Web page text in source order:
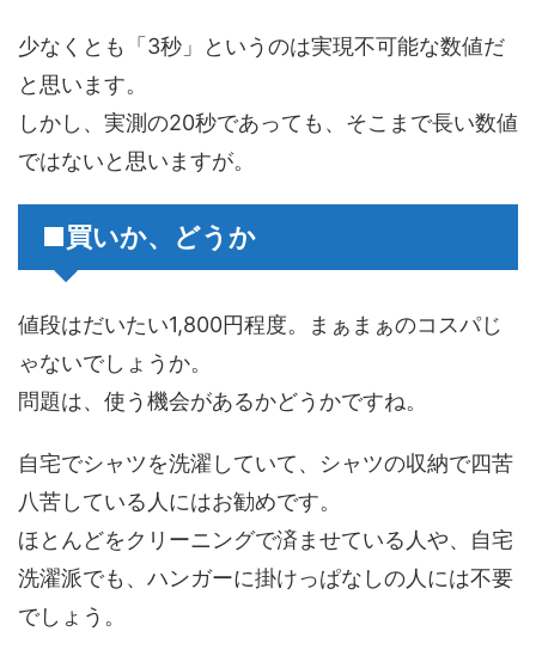
少なくとも「3秒」というのは実現不可能な数値だ
と思います。
しかし、実測の20秒であっても、そこまで長い数値
ではないと思いますが。
■買いか、どうか
値段はだいたい1,800円程度。まぁまぁのコスパじ
ゃないでしょうか。
問題は、使う機会があるかどうかですね。
自宅でシャツを洗濯していて、シャツの収納で四苦
八苦している人にはお勧めです。
ほとんどをクリーニングで済ませている人や、自宅
洗濯派でも、ハンガーに掛けっぱなしの人には不要
でしょう。